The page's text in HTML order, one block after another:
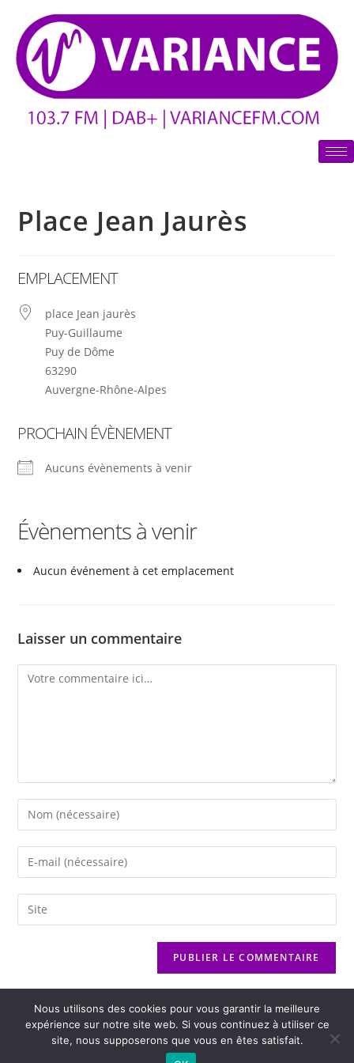
Place Jean Jaurès
EMPLACEMENT
place Jean jaurès
Puy-Guillaume
Puy de Dôme
63290
Auvergne-Rhône-Alpes
PROCHAIN ÉVÈNEMENT
Aucuns évènements à venir
Évènements à venir
Aucun événement à cet emplacement
Laisser un commentaire
Nous utilisons des cookies pour vous garantir la meilleure
expérience sur notre site web. Si vous continuez à utiliser ce
site, nous supposerons que vous en êtes satisfait.